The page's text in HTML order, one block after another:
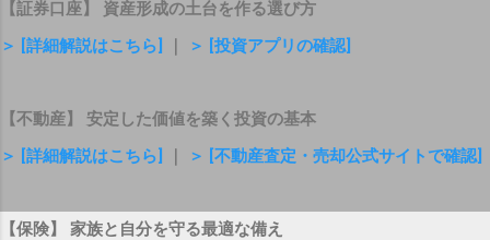
【証券口座】 資産形成の土台を作る選び方
＞ [詳細解説はこちら]
＞ [投資アプリの確認]
【不動産】 安定した価値を築く投資の基本
＞ [詳細解説はこちら]
＞ [不動産査定・売却公式サイトで確認]
【保険】 家族と自分を守る最適な備え